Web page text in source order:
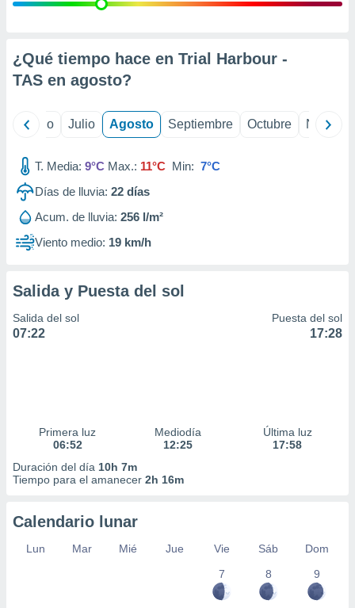
e
mediante
de
1199
¿Qué tiempo hace en Trial Harbour -
TAS en agosto?
Junio Julio Agosto Septiembre Octubre
T. Media: 9°C Max.: 11°C Min: 7°C
Días de lluvia: 22 días
Acum. de lluvia: 256 l/m²
Viento medio: 19 km/h
Salida y Puesta del sol
Salida del sol
07:22
Puesta del sol
17:28
Primera luz
06:52
Mediodía
12:25
Última luz
17:58
Duración del día 10h 7m
Tiempo para el amanecer 2h 16m
Calendario lunar
Lun Mar Mié Jue Vie Sáb
Dom
7
8 9